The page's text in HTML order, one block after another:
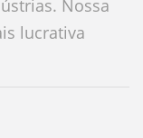
Nossa
lucrativa